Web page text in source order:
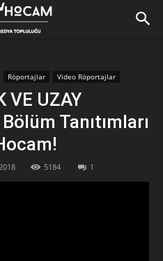
Röportajlar Video Röportajlar
VE UZAY
Tanıtımları
5184 1